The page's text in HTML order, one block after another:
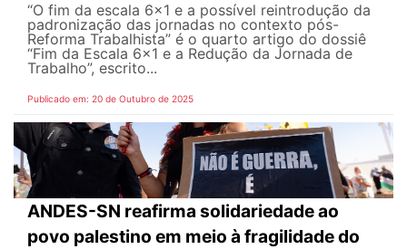
“O fim da escala 6x1 e a possível reintrodução da
padronização das jornadas no contexto pós-
Reforma Trabalhista” é o quarto artigo do dossiê
“Fim da Escala 6x1 e a Redução da Jornada de
Trabalho”, escrito...
Publicado em: 20 de Outubro de 2025
ANDES-SN reafirma solidariedade ao
povo palestino em meio à fragilidade do